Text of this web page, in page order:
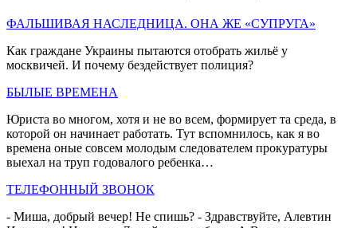
ФАЛЬШИВАЯ НАСЛЕДНИЦА. ОНА ЖЕ «СУПРУГА»
Как граждане Украины пытаются отобрать жильё у
москвичей. И почему бездействует полиция?
БЫЛЫЕ ВРЕМЕНА
Юриста во многом, хотя и не во всем, формирует та среда, в
которой он начинает работать. Тут вспомнилось, как я во
времена оные совсем молодым следователем прокуратуры
выехал на труп годовалого ребенка…
ТЕЛЕФОННЫЙ ЗВОНОК
- Миша, добрый вечер! Не спишь? - Здравствуйте, Алевтин